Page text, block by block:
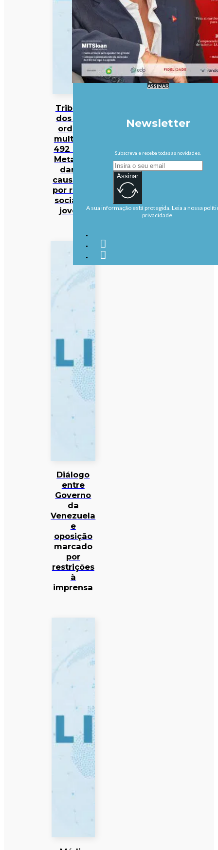
Tribunal
dos EUA
ordena
multa de
492 ME à
Meta por
danos
causados
por redes
sociais a
jovens
Diálogo
entre
Governo
da
Venezuela
e
oposição
marcado
por
restrições
à
imprensa
ASSINAR
Newsletter
Subscreva e receba todas as novidades.
Assinar
A sua informação está protegida. Leia a nossa
privacidade.